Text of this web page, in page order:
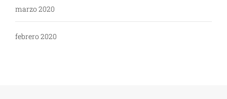
marzo 2020
febrero 2020